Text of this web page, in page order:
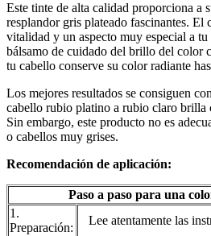
Este tinte de alta calidad proporciona a
resplandor gris plateado fascinantes. El
vitalidad y un aspecto muy especial a
bálsamo de cuidado del brillo del color
tu cabello conserve su color radiante
Los mejores resultados se consiguen
cabello rubio platino a rubio claro brilla
Sin embargo, este producto no es
o cabellos muy grises.
Recomendación de aplicación:
Paso a paso para una
1.
Preparación:
Lee atentamente las